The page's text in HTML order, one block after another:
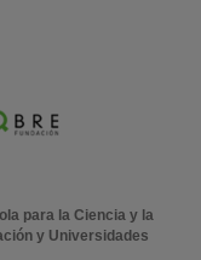
para la Ciencia y la
y Universidades